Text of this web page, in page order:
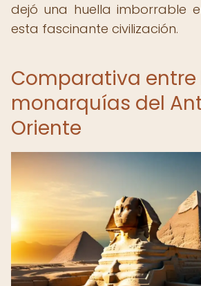
dejó una huella imborrable
esta fascinante civilización.
Comparativa entre
monarquías del
Oriente